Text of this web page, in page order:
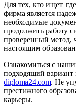
Для тех, кто ищет,
фирма является
необходимые
продолжить работу
проверенный метод,
настоящим
Ознакомиться с
подходящий вариант
diploma24.com. Не
престижного
карьеры.